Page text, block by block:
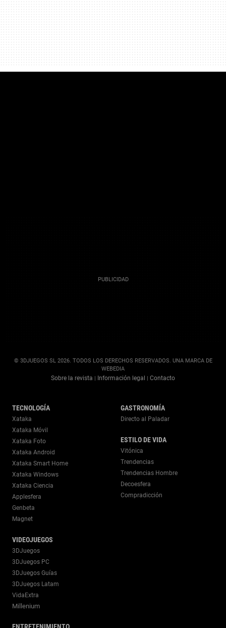
© 3DJUEGOS SL 2026. TODOS LOS DERECHOS RESERVADOS. UNA MARCA DE
WEBEDIA
Sobre la revista | Información legal | Contacto
TECNOLOGÍA
Xataka
Xataka Móvil
Xataka Foto
Xataka Android
Xataka Smart Home
Xataka Windows
Xataka Ciencia
Applesfera
Genbeta
Magnet
VIDEOJUEGOS
3DJuegos
3DJuegos PC
3DJuegos Guías
3DJuegos Latam
VidaExtra
Millenium
ENTRETENIMIENTO
GASTRONOMÍA
Directo al Paladar
ESTILO DE VIDA
Vitónica
Trendencias
Trendencias Hombre
Decoesfera
Compradicción